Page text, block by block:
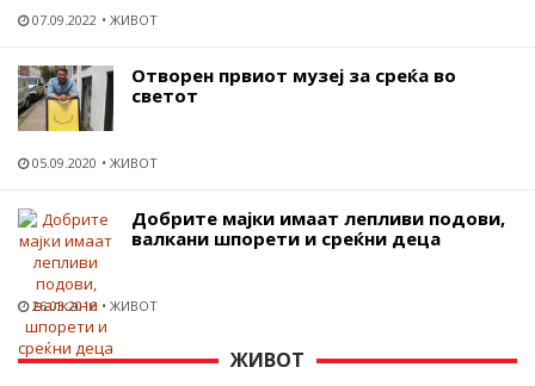
07.09.2022 ЖИВОТ
Отворен првиот музеј за среќа во
светот
05.09.2020 ЖИВОТ
Добрите мајки имаат лепливи подови,
валкани шпорети и среќни деца
26.03.2016 ЖИВОТ
ЖИВОТ